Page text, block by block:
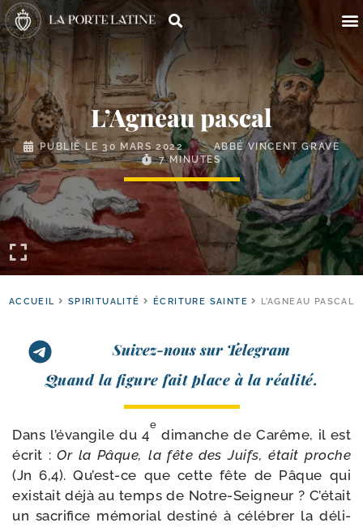
L’Agneau pascal
PUBLIÉ LE30 MARS 2022
ABBÉ VINCENT GRAVE
7 MINUTES
ACCUEIL SPIRITUALITÉ ÉCRITURE SAINTE L’AGNEAU PASCAL
Suivez-nous sur Telegram
Quand la figure fait place à la réalité.
Dans l’évangile du 4
e
dimanche de Carême, il est
écrit :Or la Pâque, la fête des Juifs, était proche
(Jn 6,4). Qu’est-ce que cette fête de Pâque qui
exis­tait déjà au temps de Notre-​Seigneur ? C’était
un sacri­fice mémo­rial des­ti­né à célé­brer la déli­